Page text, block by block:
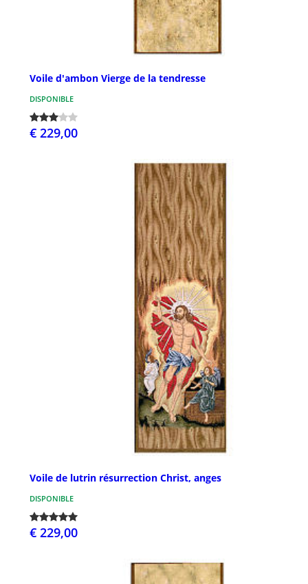
Voile d'ambon Vierge de la tendresse
DISPONIBLE
€ 229,00
Voile de lutrin résurrection Christ, anges
DISPONIBLE
€ 229,00